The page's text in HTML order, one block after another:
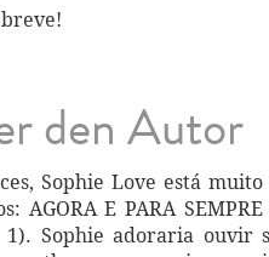
den Autor
Sophie Love está
E PARA SEMPRE
1). Sophie adoraria ouvir